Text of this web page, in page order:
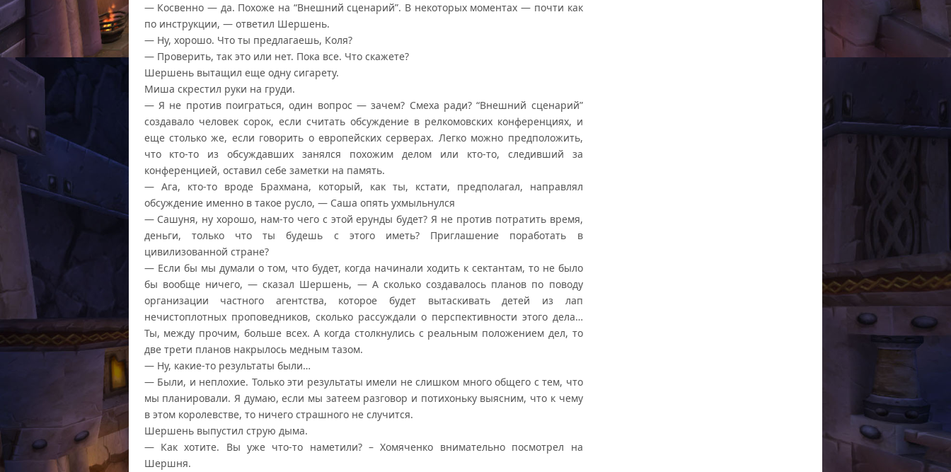
— Косвенно — да. Похоже на “Внешний сценарий”. В некоторых моментах — почти как
по инструкции, — ответил Шершень.
— Ну, хорошо. Что ты предлагаешь, Коля?
— Проверить, так это или нет. Пока все. Что скажете?
Шершень вытащил еще одну сигарету.
Миша скрестил руки на груди.
— Я не против поиграться, один вопрос — зачем? Смеха ради? “Внешний сценарий”
создавало человек сорок, если считать обсуждение в релкомовских конференциях, и
еще столько же, если говорить о европейских серверах. Легко можно предположить,
что кто-то из обсуждавших занялся похожим делом или кто-то, следивший за
конференцией, оставил себе заметки на память.
— Ага, кто-то вроде Брахмана, который, как ты, кстати, предполагал, направлял
обсуждение именно в такое русло, — Саша опять ухмыльнулся
— Сашуня, ну хорошо, нам-то чего с этой ерунды будет? Я не против потратить время,
деньги, только что ты будешь с этого иметь? Приглашение поработать в
цивилизованной стране?
— Если бы мы думали о том, что будет, когда начинали ходить к сектантам, то не было
бы вообще ничего, — сказал Шершень, — А сколько создавалось планов по поводу
организации частного агентства, которое будет вытаскивать детей из лап
нечистоплотных проповедников, сколько рассуждали о перспективности этого дела…
Ты, между прочим, больше всех. А когда столкнулись с реальным положением дел, то
две трети планов накрылось медным тазом.
— Ну, какие-то результаты были…
— Были, и неплохие. Только эти результаты имели не слишком много общего с тем, что
мы планировали. Я думаю, если мы затеем разговор и потихоньку выясним, что к чему
в этом королевстве, то ничего страшного не случится.
Шершень выпустил струю дыма.
— Как хотите. Вы уже что-то наметили? – Хомяченко внимательно посмотрел на
Шершня.